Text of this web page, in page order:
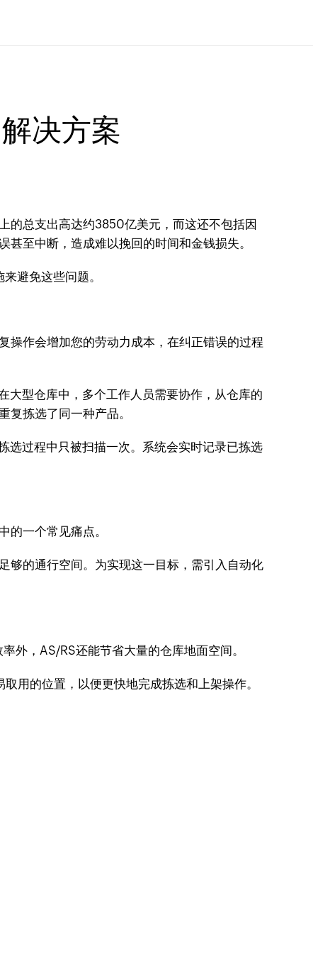
决方案
的总支出高达约3850亿美元，而这还不包括因
至中断，造成难以挽回的时间和金钱损失。
避免这些问题。
操作会增加您的劳动力成本，在纠正错误的过程
大型仓库中，多个工作人员需要协作，从仓库的
拣选了同一种产品。
选过程中只被扫描一次。系统会实时记录已拣选
的一个常见痛点。
够的通行空间。为实现这一目标，需引入自动化
外，AS/RS还能节省大量的仓库地面空间。
用的位置，以便更快地完成拣选和上架操作。